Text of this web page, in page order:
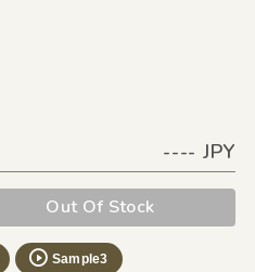
---- JPY
Out Of Stock
Sample3